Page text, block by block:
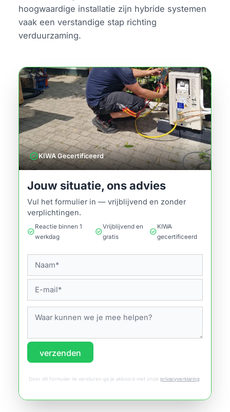
hoogwaardige installatie zijn hybride systemen
vaak een verstandige stap richting
verduurzaming.
verifiedKIWA Gecertificeerd
Jouw situatie, ons advies
Vul het formulier in — vrijblijvend en zonder
verplichtingen.
check_circle
Reactie binnen 1
werkdag
check_circle
Vrijblijvend en
gratis
check_circle
KIWA
gecertificeerd
verzenden
Door dit formulier te versturen ga je akkoord met onze privacyverklaring.